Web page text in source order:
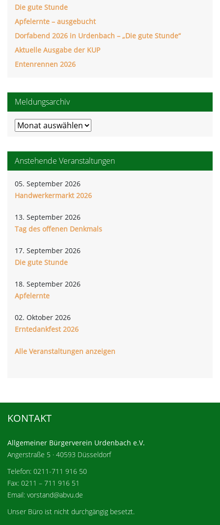
Die gute Stunde
Apfelernte – ausgebucht
Dorfabend 2026 in Urdenbach – „Die gute Stunde“
Aktuelle Ausgabe der KUP
Entenrennen 2026
Meldungsarchiv
Meldungsarchiv
Anstehende Veranstaltungen
05. September 2026
Handwerkermarkt 2026
13. September 2026
Tag des offenen Denkmals
17. September 2026
Die gute Stunde
18. September 2026
Apfelernte
02. Oktober 2026
Erntedankfest 2026
Alle Veranstaltungen anzeigen
KONTAKT
Allgemeiner Bürgerverein Urdenbach e.V.
Angerstraße 5 · 40593 Düsseldorf
Telefon: 0211-711 916 50
Fax: 0211 – 711 916 51
Email: vorstand@abvu.de
Unser Büro ist nicht durchgängig besetzt.